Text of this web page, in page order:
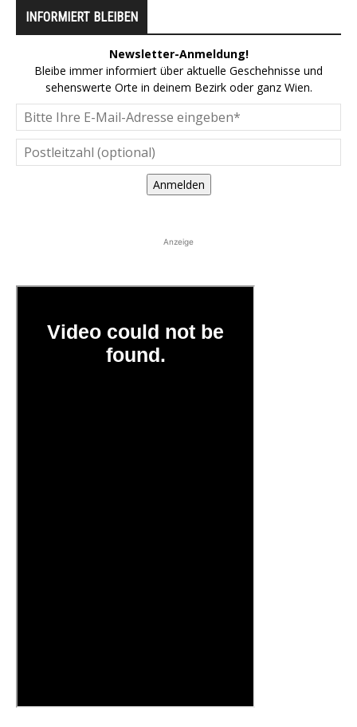
INFORMIERT BLEIBEN
Newsletter-Anmeldung!
Bleibe immer informiert über aktuelle Geschehnisse und
sehenswerte Orte in deinem Bezirk oder ganz Wien.
Anmelden
Anzeige